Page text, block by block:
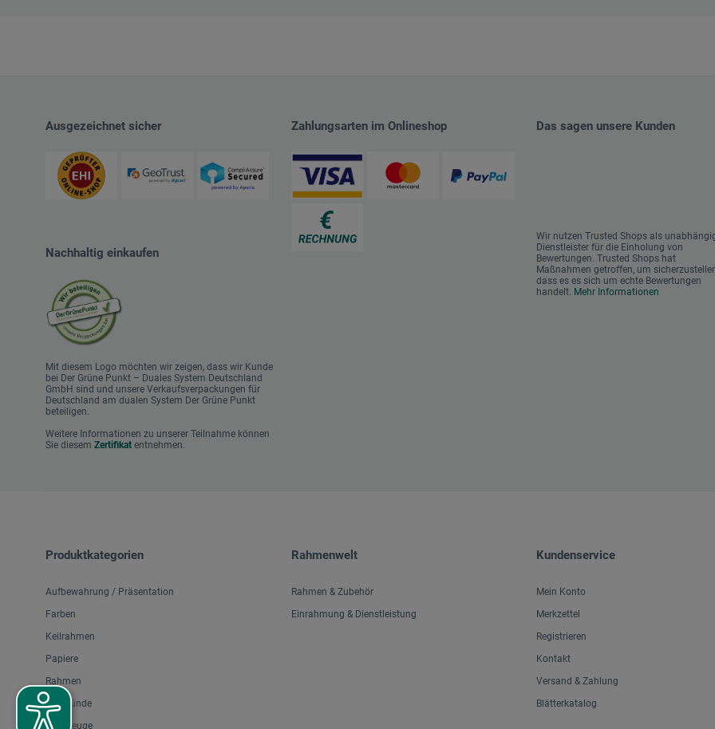
Ausgezeichnet sicher
Nachhaltig einkaufen
Mit diesem Logo möchten wir zeigen, dass wir Kunde
bei Der Grüne Punkt – Duales System Deutschland
GmbH sind und unsere Verkaufsverpackungen für
Deutschland am dualen System Der Grüne Punkt
beteiligen.
Weitere Informationen zu unserer Teilnahme können
Sie diesem Zertifikat entnehmen.
Zahlungsarten im Onlineshop Das sagen unsere Kunden
Wir nutzen Trusted Shops als
Dienstleister für die Einholung von
Bewertungen. Trusted Shops hat
Maßnahmen getroffen, um
dass es es sich um echte Bewertungen
handelt. Mehr Informationen
Produktkategorien
Aufbewahrung / Präsentation
Farben
Keilrahmen
Papiere
Rahmen
Malgründe
Werkzeuge
Rahmenwelt
Rahmen & Zubehör
Einrahmung & Dienstleistung
Kundenservice
Mein Konto
Merkzettel
Registrieren
Kontakt
Versand & Zahlung
Blätterkatalog